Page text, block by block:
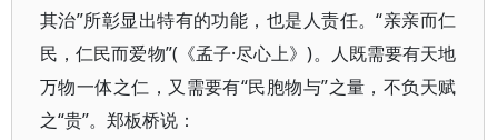
其治”所彰显出特有的功能，也是人责任。“亲亲而仁
民，仁民而爱物”(《孟子·尽心上》)。人既需要有天地
万物一体之仁，又需要有“民胞物与”之量，不负天赋
之“贵”。郑板桥说：